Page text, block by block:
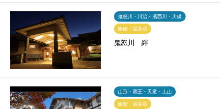
鬼怒川・川治・湯西川・川俣
旅館・温泉宿
鬼怒川 絆
山形・蔵王・天童・上山
旅館・温泉宿